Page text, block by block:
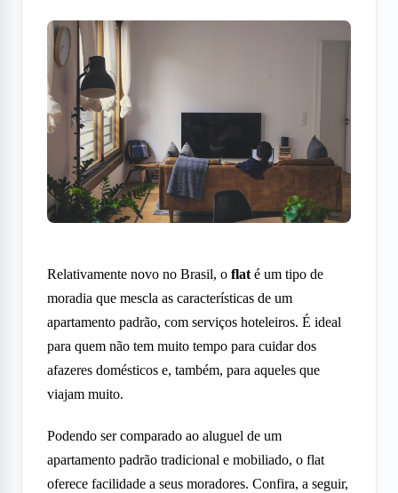
Relativamente novo no Brasil, o flat é um tipo de
moradia que mescla as características de um
apartamento padrão, com serviços hoteleiros. É ideal
para quem não tem muito tempo para cuidar dos
afazeres domésticos e, também, para aqueles que
viajam muito.
Podendo ser comparado ao aluguel de um
apartamento padrão tradicional e mobiliado, o flat
oferece facilidade a seus moradores. Confira, a seguir,